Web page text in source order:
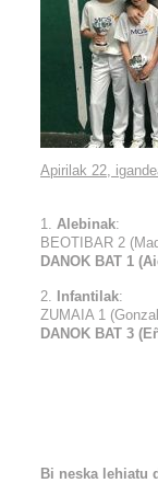
Apirilak 22,
1. Alebinak:
BEOTIBAR 2
DANOK BAT 1
2. Infantilak:
ZUMAIA 1
DANOK BAT 3
Bi neska lehiatu